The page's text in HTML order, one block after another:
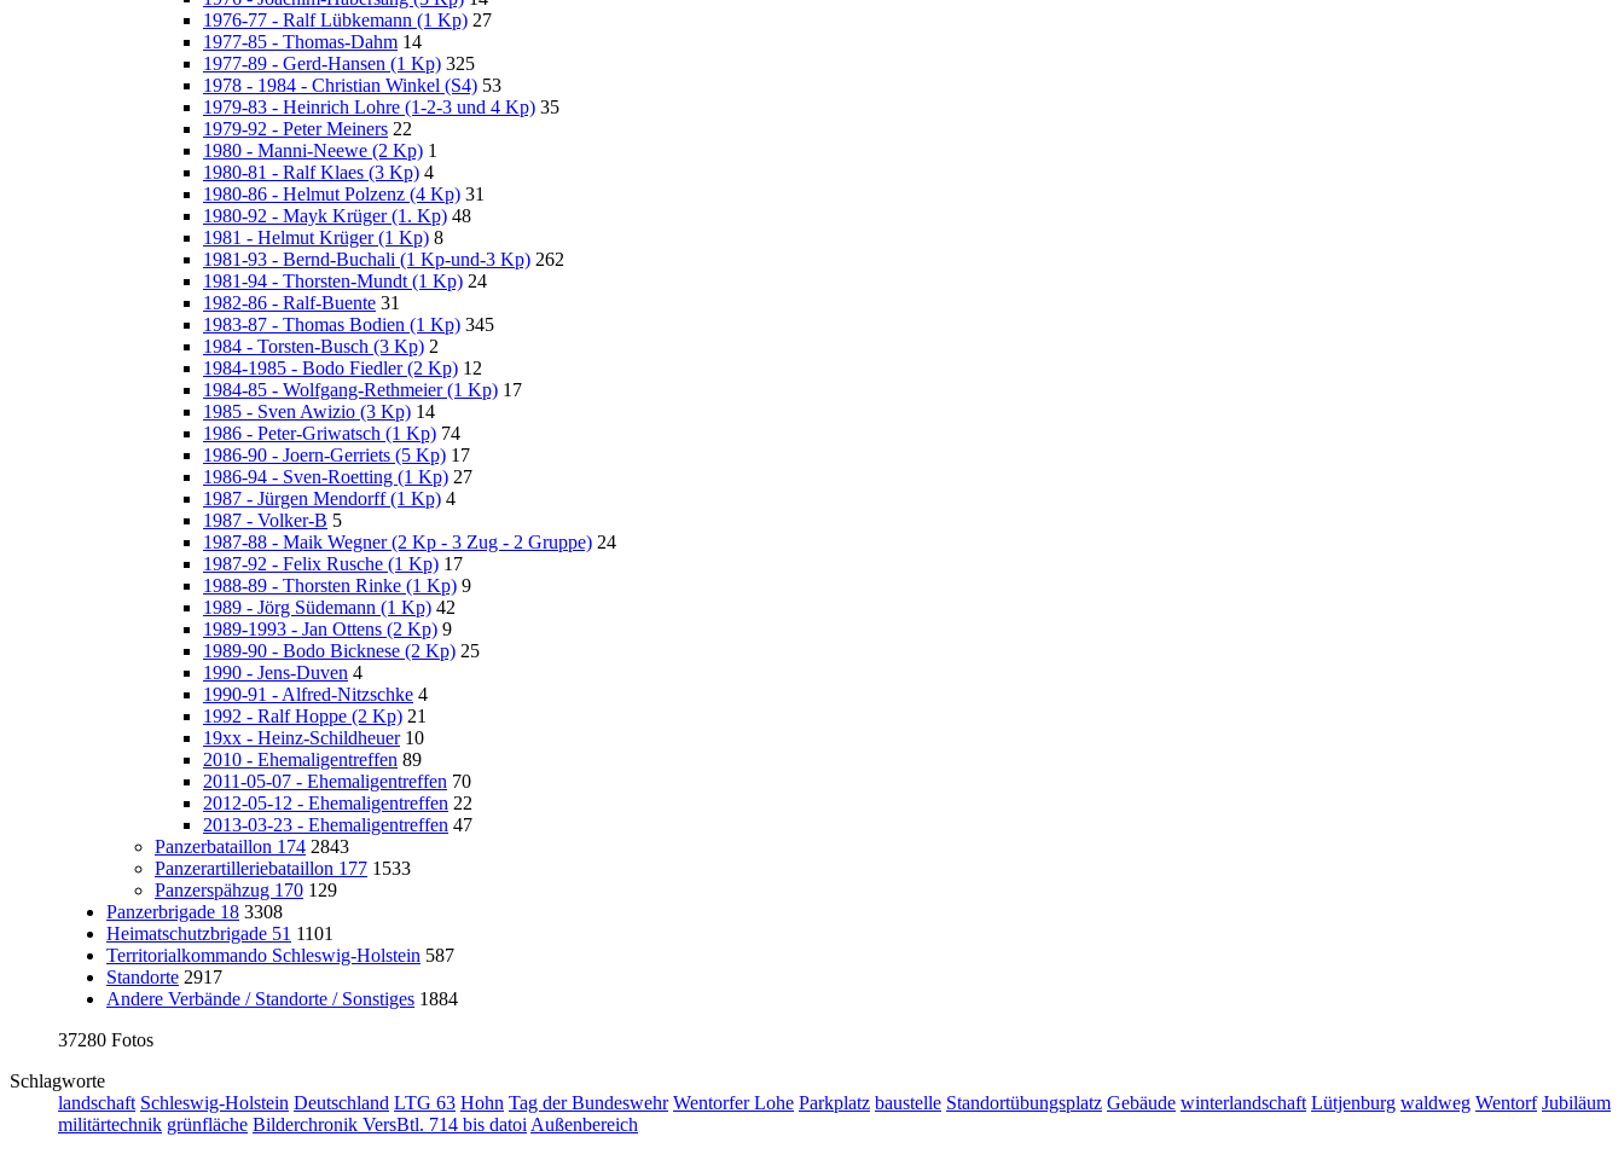
1976-77 - Ralf Lübkemann (1 Kp) 27
1977-85 - Thomas-Dahm 14
1977-89 - Gerd-Hansen (1 Kp) 325
1978 - 1984 - Christian Winkel (S4) 53
1979-83 - Heinrich Lohre (1-2-3 und 4 Kp) 35
1979-92 - Peter Meiners 22
1980 - Manni-Neewe (2 Kp) 1
1980-81 - Ralf Klaes (3 Kp) 4
1980-86 - Helmut Polzenz (4 Kp) 31
1980-92 - Mayk Krüger (1. Kp) 48
1981 - Helmut Krüger (1 Kp) 8
1981-93 - Bernd-Buchali (1 Kp-und-3 Kp) 262
1981-94 - Thorsten-Mundt (1 Kp) 24
1982-86 - Ralf-Buente 31
1983-87 - Thomas Bodien (1 Kp) 345
1984 - Torsten-Busch (3 Kp) 2
1984-1985 - Bodo Fiedler (2 Kp) 12
1984-85 - Wolfgang-Rethmeier (1 Kp) 17
1985 - Sven Awizio (3 Kp) 14
1986 - Peter-Griwatsch (1 Kp) 74
1986-90 - Joern-Gerriets (5 Kp) 17
1986-94 - Sven-Roetting (1 Kp) 27
1987 - Jürgen Mendorff (1 Kp) 4
1987 - Volker-B 5
1987-88 - Maik Wegner (2 Kp - 3 Zug - 2 Gruppe) 24
1987-92 - Felix Rusche (1 Kp) 17
1988-89 - Thorsten Rinke (1 Kp) 9
1989 - Jörg Südemann (1 Kp) 42
1989-1993 - Jan Ottens (2 Kp) 9
1989-90 - Bodo Bicknese (2 Kp) 25
1990 - Jens-Duven 4
1990-91 - Alfred-Nitzschke 4
1992 - Ralf Hoppe (2 Kp) 21
19xx - Heinz-Schildheuer 10
2010 - Ehemaligentreffen 89
2011-05-07 - Ehemaligentreffen 70
2012-05-12 - Ehemaligentreffen 22
2013-03-23 - Ehemaligentreffen 47
Panzerbataillon 174 2843
Panzerartilleriebataillon 177 1533
Panzerspähzug 170 129
Panzerbrigade 18 3308
Heimatschutzbrigade 51 1101
Territorialkommando Schleswig-Holstein 587
Standorte 2917
Andere Verbände / Standorte / Sonstiges 1884
37280 Fotos
Schlagworte
landschaft Schleswig-Holstein Deutschland LTG 63 Hohn Tag der Bundeswehr Wentorfer Lohe Parkplatz baustelle Standortübungsplatz Gebäude winterlandschaft Lütjenburg waldweg Wentorf Jubiläum
militärtechnik grünfläche Bilderchronik VersBtl. 714 bis datoi Außenbereich